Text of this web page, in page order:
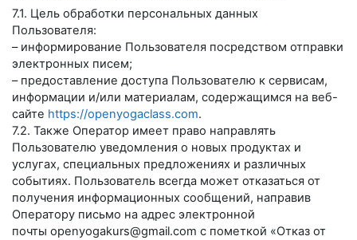
7.1. Цель обработки персональных данных
Пользователя:
– информирование Пользователя посредством отправки
электронных писем;
– предоставление доступа Пользователю к сервисам,
информации и/или материалам, содержащимся на веб-
сайте https://openyogaclass.com.
7.2. Также Оператор имеет право направлять
Пользователю уведомления о новых продуктах и
услугах, специальных предложениях и различных
событиях. Пользователь всегда может отказаться от
получения информационных сообщений, направив
Оператору письмо на адрес электронной
почты openyogakurs@gmail.com с пометкой «Отказ от